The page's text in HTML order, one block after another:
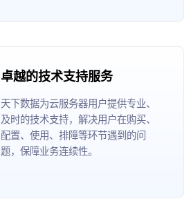
卓越的技术支持服务
天下数据为云服务器用户提供专业、
及时的技术支持，解决用户在购买、
配置、使用、排障等环节遇到的问
题，保障业务连续性。